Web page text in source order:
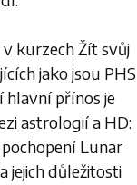
v kurzech Žít svůj
jako jsou PHS
hlavní přínos je
astrologií a HD:
Lunar
jejich důležitosti